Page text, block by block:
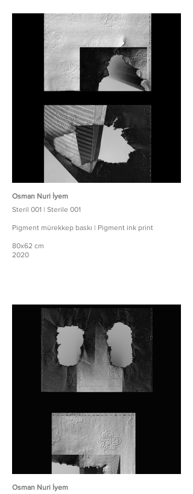
Osman Nuri İyem
Steril 001 | Sterile 001
Pigment mürekkep baskı | Pigment ink print
80x62 cm
2020
Osman Nuri İyem